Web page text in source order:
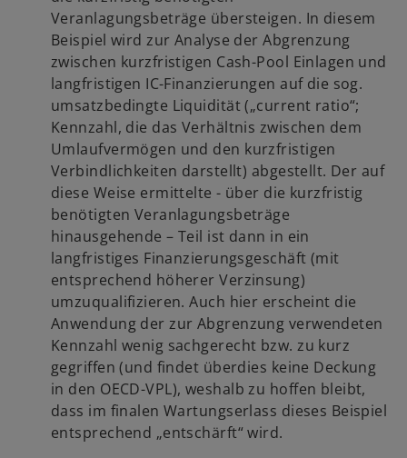
Veranlagungsbeträge übersteigen. In diesem
Beispiel wird zur Analyse der Abgrenzung
zwischen kurzfristigen Cash-Pool Einlagen und
langfristigen IC-Finanzierungen auf die sog.
umsatzbedingte Liquidität („current ratio“;
Kennzahl, die das Verhältnis zwischen dem
Umlaufvermögen und den kurzfristigen
Verbindlichkeiten darstellt) abgestellt. Der auf
diese Weise ermittelte - über die kurzfristig
benötigten Veranlagungsbeträge
hinausgehende – Teil ist dann in ein
langfristiges Finanzierungsgeschäft (mit
entsprechend höherer Verzinsung)
umzuqualifizieren. Auch hier erscheint die
Anwendung der zur Abgrenzung verwendeten
Kennzahl wenig sachgerecht bzw. zu kurz
gegriffen (und findet überdies keine Deckung
in den OECD-VPL), weshalb zu hoffen bleibt,
dass im finalen Wartungserlass dieses Beispiel
entsprechend „entschärft“ wird.